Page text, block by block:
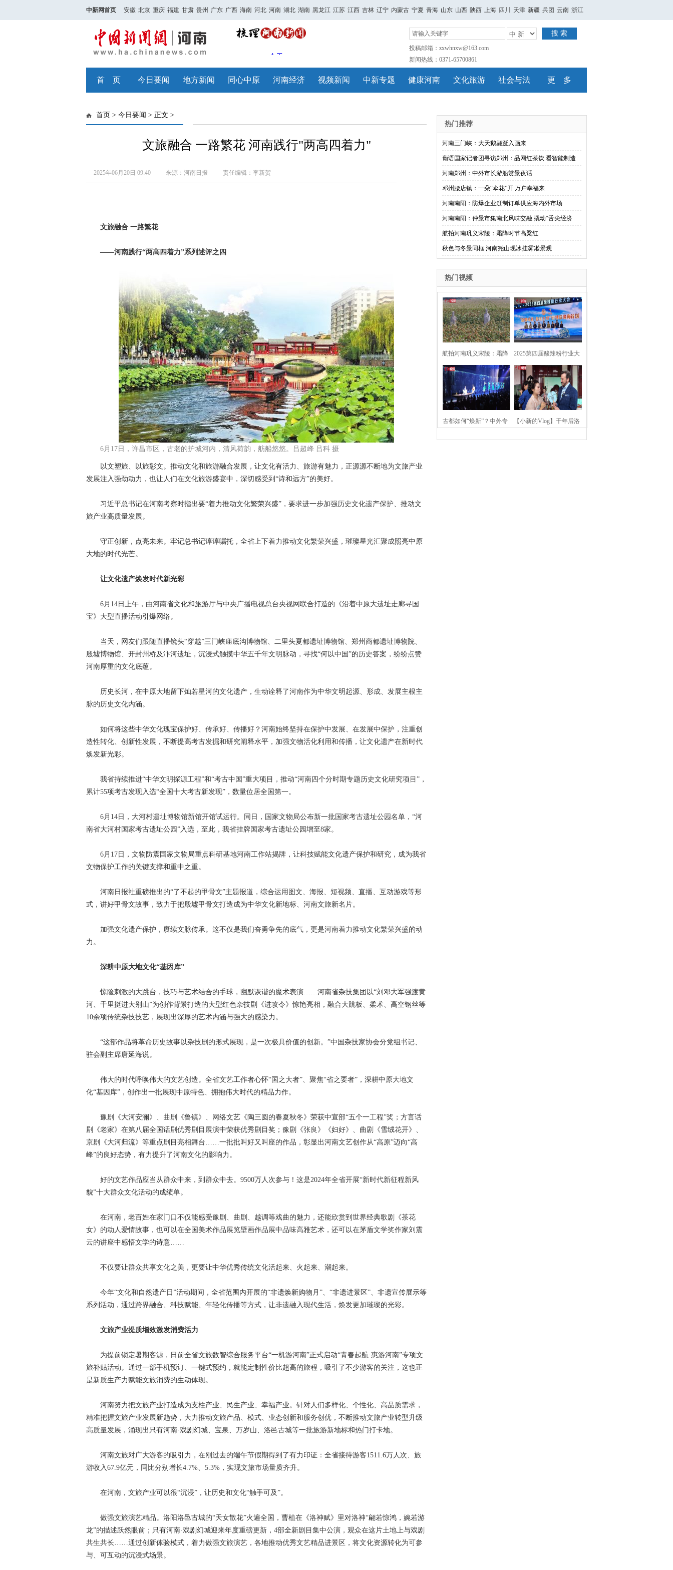
中新网首页 安徽 北京 重庆 福建 甘肃 贵州 广东 广西 海南 河北 河南 湖北 湖南 黑龙江 江苏 江西 吉林 辽宁 内蒙古 宁夏 青海 山东 山西 陕西 上海 四川 天津 新疆 兵团 云南 浙江
搜 索
投稿邮箱：zxwhnxw@163.com
新闻热线：0371-65700861
首 页 今日要闻 地方新闻 同心中原 河南经济 视频新闻 中新专题 健康河南 文化旅游 社会与法 更 多
首页 > 今日要闻 > 正文 >
文旅融合 一路繁花 河南践行"两高四着力"
2025年06月20日 09:40 来源：河南日报 责任编辑：李新贺
文旅融合 一路繁花
——河南践行“两高四着力”系列述评之四
6月17日，许昌市区，古老的护城河内，清风荷韵，舫船悠悠。吕超峰 吕科 摄
以文塑旅、以旅彰文。推动文化和旅游融合发展，让文化有活力、旅游有魅力，正源源不断地为文旅产业
发展注入强劲动力，也让人们在文化旅游盛宴中，深切感受到“诗和远方”的美好。
习近平总书记在河南考察时指出要“着力推动文化繁荣兴盛”，要求进一步加强历史文化遗产保护、推动文
旅产业高质量发展。
守正创新，点亮未来。牢记总书记谆谆嘱托，全省上下着力推动文化繁荣兴盛，璀璨星光汇聚成照亮中原
大地的时代光芒。
让文化遗产焕发时代新光彩
6月14日上午，由河南省文化和旅游厅与中央广播电视总台央视网联合打造的《沿着中原大遗址走廊寻国
宝》大型直播活动引爆网络。
当天，网友们跟随直播镜头“穿越”三门峡庙底沟博物馆、二里头夏都遗址博物馆、郑州商都遗址博物院、
殷墟博物馆、开封州桥及汴河遗址，沉浸式触摸中华五千年文明脉动，寻找“何以中国”的历史答案，纷纷点赞
河南厚重的文化底蕴。
历史长河，在中原大地留下灿若星河的文化遗产，生动诠释了河南作为中华文明起源、形成、发展主根主
脉的历史文化内涵。
如何将这些中华文化瑰宝保护好、传承好、传播好？河南始终坚持在保护中发展、在发展中保护，注重创
造性转化、创新性发展，不断提高考古发掘和研究阐释水平，加强文物活化利用和传播，让文化遗产在新时代
焕发新光彩。
我省持续推进“中华文明探源工程”和“考古中国”重大项目，推动“河南四个分时期专题历史文化研究项目”，
累计55项考古发现入选“全国十大考古新发现”，数量位居全国第一。
6月14日，大河村遗址博物馆新馆开馆试运行。同日，国家文物局公布新一批国家考古遗址公园名单，“河
南省大河村国家考古遗址公园”入选，至此，我省挂牌国家考古遗址公园增至8家。
6月17日，文物防震国家文物局重点科研基地河南工作站揭牌，让科技赋能文化遗产保护和研究，成为我省
文物保护工作的关键支撑和重中之重。
河南日报社重磅推出的“了不起的甲骨文”主题报道，综合运用图文、海报、短视频、直播、互动游戏等形
式，讲好甲骨文故事，致力于把殷墟甲骨文打造成为中华文化新地标、河南文旅新名片。
加强文化遗产保护，赓续文脉传承。这不仅是我们奋勇争先的底气，更是河南着力推动文化繁荣兴盛的动
力。
深耕中原大地文化“基因库”
惊险刺激的大跳台，技巧与艺术结合的手球，幽默诙谐的魔术表演……河南省杂技集团以“刘邓大军强渡黄
河、千里挺进大别山”为创作背景打造的大型红色杂技剧《进攻令》惊艳亮相，融合大跳板、柔术、高空钢丝等
10余项传统杂技技艺，展现出深厚的艺术内涵与强大的感染力。
“这部作品将革命历史故事以杂技剧的形式展现，是一次极具价值的创新。”中国杂技家协会分党组书记、
驻会副主席唐延海说。
伟大的时代呼唤伟大的文艺创造。全省文艺工作者心怀“国之大者”、聚焦“省之要者”，深耕中原大地文
化“基因库”，创作出一批展现中原特色、拥抱伟大时代的精品力作。
豫剧《大河安澜》、曲剧《鲁镇》、网络文艺《陶三圆的春夏秋冬》荣获中宣部“五个一工程”奖；方言话
剧《老家》在第八届全国话剧优秀剧目展演中荣获优秀剧目奖；豫剧《张良》《妇好》、曲剧《雪绒花开》、
京剧《大河归流》等重点剧目亮相舞台……一批批叫好又叫座的作品，彰显出河南文艺创作从“高原”迈向“高
峰”的良好态势，有力提升了河南文化的影响力。
好的文艺作品应当从群众中来，到群众中去。9500万人次参与！这是2024年全省开展“新时代新征程新风
貌”十大群众文化活动的成绩单。
在河南，老百姓在家门口不仅能感受豫剧、曲剧、越调等戏曲的魅力，还能欣赏到世界经典歌剧《茶花
女》的动人爱情故事，也可以在全国美术作品展览壁画作品展中品味高雅艺术，还可以在茅盾文学奖作家刘震
云的讲座中感悟文学的诗意……
不仅要让群众共享文化之美，更要让中华优秀传统文化活起来、火起来、潮起来。
今年“文化和自然遗产日”活动期间，全省范围内开展的“非遗焕新购物月”、“非遗进景区”、非遗宣传展示等
系列活动，通过跨界融合、科技赋能、年轻化传播等方式，让非遗融入现代生活，焕发更加璀璨的光彩。
文旅产业提质增效激发消费活力
为提前锁定暑期客源，日前全省文旅数智综合服务平台“一机游河南”正式启动“青春起航·惠游河南”专项文
旅补贴活动。通过一部手机预订、一键式预约，就能定制性价比超高的旅程，吸引了不少游客的关注，这也正
是新质生产力赋能文旅消费的生动体现。
河南努力把文旅产业打造成为支柱产业、民生产业、幸福产业。针对人们多样化、个性化、高品质需求，
精准把握文旅产业发展新趋势，大力推动文旅产品、模式、业态创新和服务创优，不断推动文旅产业转型升级
高质量发展，涌现出只有河南·戏剧幻城、宝泉、万岁山、洛邑古城等一批旅游新地标和热门打卡地。
河南文旅对广大游客的吸引力，在刚过去的端午节假期得到了有力印证：全省接待游客1511.6万人次、旅
游收入67.9亿元，同比分别增长4.7%、5.3%，实现文旅市场量质齐升。
在河南，文旅产业可以很“沉浸”，让历史和文化“触手可及”。
做强文旅演艺精品。洛阳洛邑古城的“天女散花”火遍全国，曹植在《洛神赋》里对洛神“翩若惊鸿，婉若游
龙”的描述跃然眼前；只有河南·戏剧幻城迎来年度重磅更新，4部全新剧目集中公演，观众在这片土地上与戏剧
共生共长……通过创新体验模式，着力做强文旅演艺，各地推动优秀文艺精品进景区，将文化资源转化为可参
与、可互动的沉浸式场景。
热门推荐
河南三门峡：大天鹅翩跹入画来
葡语国家记者团寻访郑州：品网红茶饮 看智能制造
河南郑州：中外市长游船赏景夜话
邓州腰店镇：一朵“伞花”开 万户幸福来
河南南阳：防爆企业赶制订单供应海内外市场
河南南阳：仲景市集南北风味交融 撬动“舌尖经济
航拍河南巩义宋陵：霜降时节高粱红
秋色与冬景同框 河南尧山现冰挂雾凇景观
热门视频
航拍河南巩义宋陵：霜降
时节高粱红
2025第四届酸辣粉行业大
会在河南开封举行
古都如何“焕新”？中外专 【小新的Vlog】千年后洛